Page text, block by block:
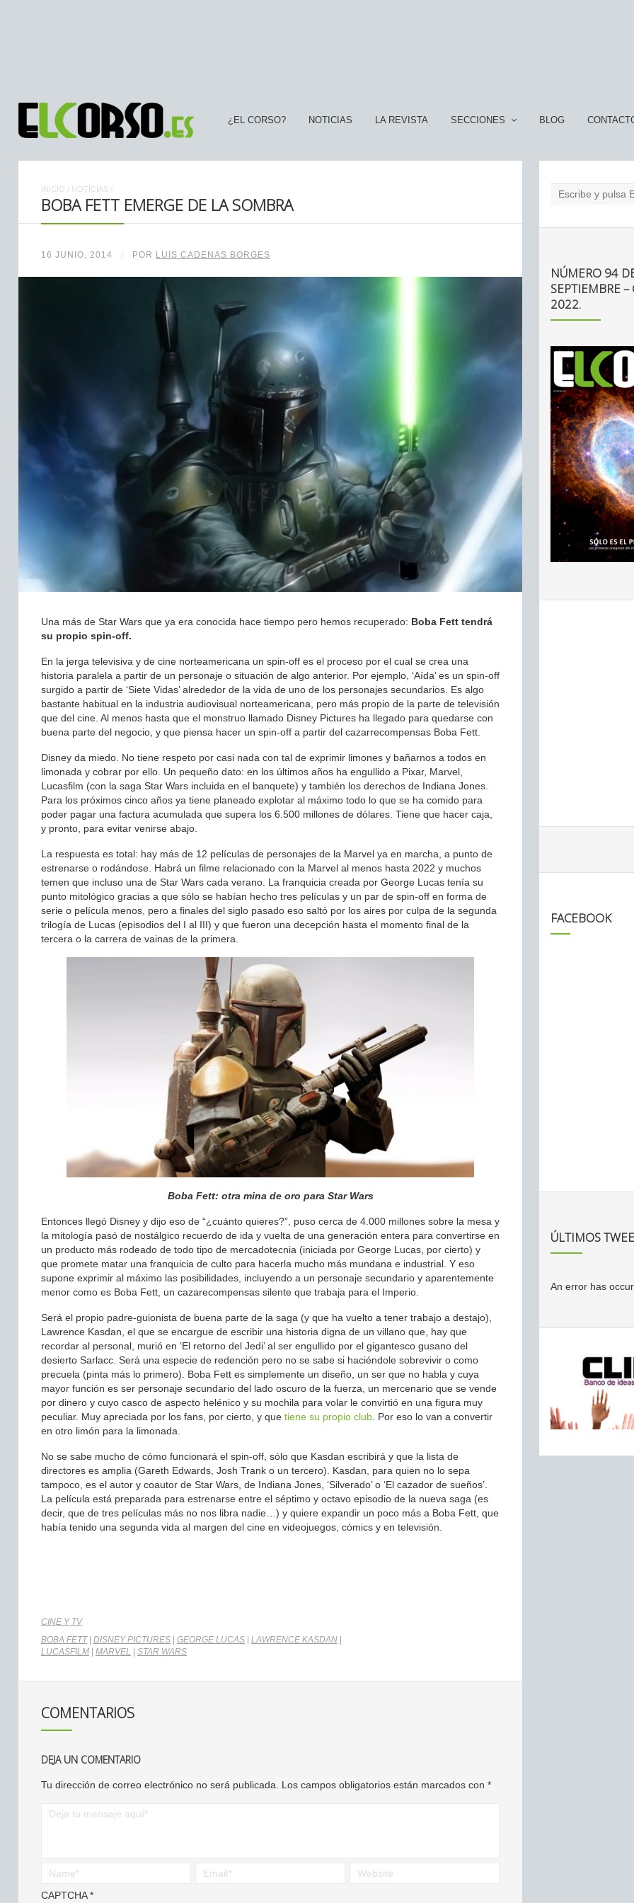
¿EL CORSO? NOTICIAS LA REVISTA SECCIONES BLOG
INICIO / NOTICIAS /
BOBA FETT EMERGE DE LA SOMBRA
16 JUNIO, 2014 / POR LUIS CADENAS BORGES
Una más de Star Wars que ya era conocida hace tiempo pero hemos recuperado: Boba Fett tendrá
su propio spin-off.
En la jerga televisiva y de cine norteamericana un spin-off es el proceso por el cual se crea una
historia paralela a partir de un personaje o situación de algo anterior. Por ejemplo, ‘Aída’ es un spin-off
surgido a partir de ‘Siete Vidas’ alrededor de la vida de uno de los personajes secundarios. Es algo
bastante habitual en la industria audiovisual norteamericana, pero más propio de la parte de televisión
que del cine. Al menos hasta que el monstruo llamado Disney Pictures ha llegado para quedarse con
buena parte del negocio, y que piensa hacer un spin-off a partir del cazarrecompensas Boba Fett.
Disney da miedo. No tiene respeto por casi nada con tal de exprimir limones y bañarnos a todos en
limonada y cobrar por ello. Un pequeño dato: en los últimos años ha engullido a Pixar, Marvel,
Lucasfilm (con la saga Star Wars incluida en el banquete) y también los derechos de Indiana Jones.
Para los próximos cinco años ya tiene planeado explotar al máximo todo lo que se ha comido para
poder pagar una factura acumulada que supera los 6.500 millones de dólares. Tiene que hacer caja,
y pronto, para evitar venirse abajo.
La respuesta es total: hay más de 12 películas de personajes de la Marvel ya en marcha, a punto de
estrenarse o rodándose. Habrá un filme relacionado con la Marvel al menos hasta 2022 y muchos
temen que incluso una de Star Wars cada verano. La franquicia creada por George Lucas tenía su
punto mitológico gracias a que sólo se habían hecho tres películas y un par de spin-off en forma de
serie o película menos, pero a finales del siglo pasado eso saltó por los aires por culpa de la segunda
trilogía de Lucas (episodios del I al III) y que fueron una decepción hasta el momento final de la
tercera o la carrera de vainas de la primera.
Boba Fett: otra mina de oro para Star Wars
Entonces llegó Disney y dijo eso de “¿cuánto quieres?”, puso cerca de 4.000 millones sobre la mesa y
la mitología pasó de nostálgico recuerdo de ida y vuelta de una generación entera para convertirse en
un producto más rodeado de todo tipo de mercadotecnia (iniciada por George Lucas, por cierto) y
que promete matar una franquicia de culto para hacerla mucho más mundana e industrial. Y eso
supone exprimir al máximo las posibilidades, incluyendo a un personaje secundario y aparentemente
menor como es Boba Fett, un cazarecompensas silente que trabaja para el Imperio.
Será el propio padre-guionista de buena parte de la saga (y que ha vuelto a tener trabajo a destajo),
Lawrence Kasdan, el que se encargue de escribir una historia digna de un villano que, hay que
recordar al personal, murió en ‘El retorno del Jedi’ al ser engullido por el gigantesco gusano del
desierto Sarlacc. Será una especie de redención pero no se sabe si haciéndole sobrevivir o como
precuela (pinta más lo primero). Boba Fett es simplemente un diseño, un ser que no habla y cuya
mayor función es ser personaje secundario del lado oscuro de la fuerza, un mercenario que se vende
por dinero y cuyo casco de aspecto helénico y su mochila para volar le convirtió en una figura muy
peculiar. Muy apreciada por los fans, por cierto, y que tiene su propio club . Por eso lo van a convertir
en otro limón para la limonada.
No se sabe mucho de cómo funcionará el spin-off, sólo que Kasdan escribirá y que la lista de
directores es amplia (Gareth Edwards, Josh Trank o un tercero). Kasdan, para quien no lo sepa
tampoco, es el autor y coautor de Star Wars, de Indiana Jones, ‘Silverado’ o ‘El cazador de sueños’.
La película está preparada para estrenarse entre el séptimo y octavo episodio de la nueva saga (es
decir, que de tres películas más no nos libra nadie…) y quiere expandir un poco más a Boba Fett, que
había tenido una segunda vida al margen del cine en videojuegos, cómics y en televisión.
CINE Y TV
BOBA FETT| DISNEY PICTURES GEORGE LUCAS LAWRENCE KASDAN
LUCASFILM
MARVEL STAR WARS
COMENTARIOS
DEJA UN COMENTARIO
Tu dirección de correo electrónico no será publicada. Los campos obligatorios están marcados con *
CAPTCHA*
NÚMERO 94
SEPTIEMBRE –
2022.
FACEBOOK
ÚLTIMOS
An error has